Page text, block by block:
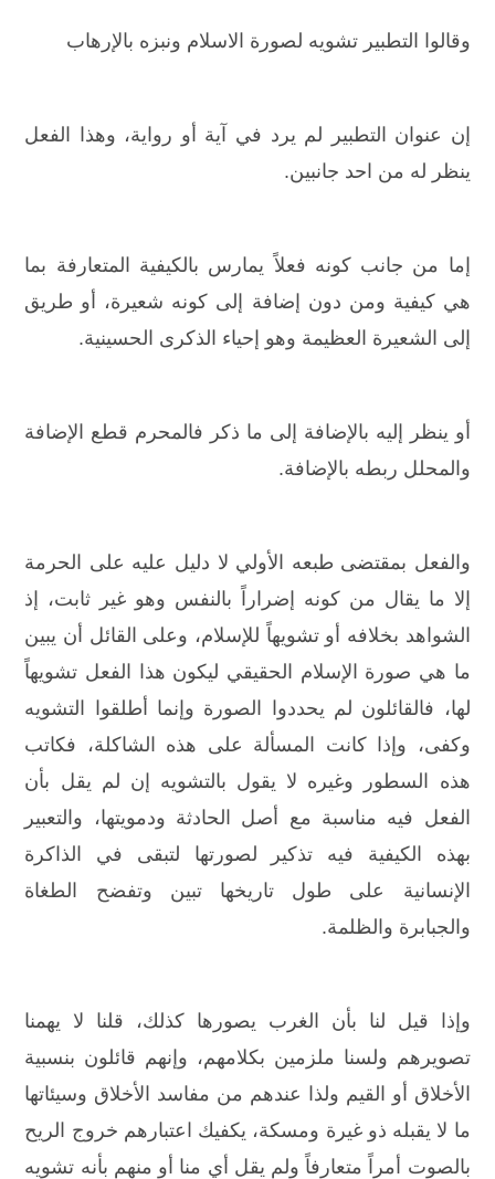
وقالوا التطبير تشويه لصورة الاسلام ونبزه بالإرهاب
إن عنوان التطبير لم يرد في آية أو رواية، وهذا الفعل
ينظر له من احد جانبين.
إما من جانب كونه فعلاً يمارس بالكيفية المتعارفة بما
هي كيفية ومن دون إضافة إلى كونه شعيرة، أو طريق
إلى الشعيرة العظيمة وهو إحياء الذكرى الحسينية.
أو ينظر إليه بالإضافة إلى ما ذكر فالمحرم قطع الإضافة
والمحلل ربطه بالإضافة.
والفعل بمقتضى طبعه الأولي لا دليل عليه على الحرمة
إلا ما يقال من كونه إضراراً بالنفس وهو غير ثابت، إذ
الشواهد بخلافه أو تشويهاً للإسلام، وعلى القائل أن يبين
ما هي صورة الإسلام الحقيقي ليكون هذا الفعل تشويهاً
لها، فالقائلون لم يحددوا الصورة وإنما أطلقوا التشويه
وكفى، وإذا كانت المسألة على هذه الشاكلة، فكاتب
هذه السطور وغيره لا يقول بالتشويه إن لم يقل بأن
الفعل فيه مناسبة مع أصل الحادثة ودمويتها، والتعبير
بهذه الكيفية فيه تذكير لصورتها لتبقى في الذاكرة
الإنسانية على طول تاريخها تبين وتفضح الطغاة
والجبابرة والظلمة.
وإذا قيل لنا بأن الغرب يصورها كذلك، قلنا لا يهمنا
تصويرهم ولسنا ملزمين بكلامهم، وإنهم قائلون بنسبية
الأخلاق أو القيم ولذا عندهم من مفاسد الأخلاق وسيئاتها
ما لا يقبله ذو غيرة ومسكة، يكفيك اعتبارهم خروج الريح
بالصوت أمراً متعارفاً ولم يقل أي منا أو منهم بأنه تشويه